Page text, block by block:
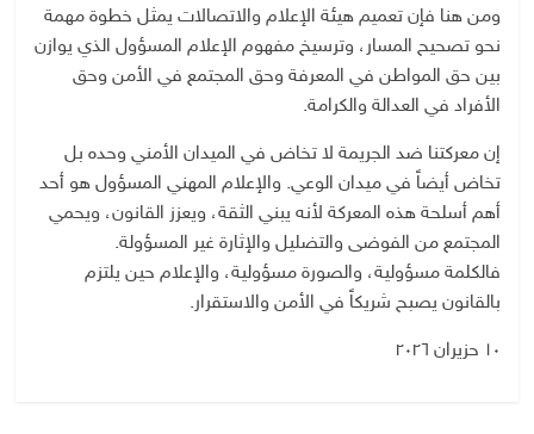
ومن هنا فإن تعميم هيئة الإعلام والاتصالات يمثل خطوة مهمة
نحو تصحيح المسار، وترسيخ مفهوم الإعلام المسؤول الذي يوازن
بين حق المواطن في المعرفة وحق المجتمع في الأمن وحق
الأفراد في العدالة والكرامة.
إن معركتنا ضد الجريمة لا تخاض في الميدان الأمني وحده بل
تخاض أيضاً في ميدان الوعي. والإعلام المهني المسؤول هو أحد
أهم أسلحة هذه المعركة لأنه يبني الثقة، ويعزز القانون، ويحمي
المجتمع من الفوضى والتضليل والإثارة غير المسؤولة.
فالكلمة مسؤولية، والصورة مسؤولية، والإعلام حين يلتزم
بالقانون يصبح شريكاً في الأمن والاستقرار.
١٠ حزيران ٢٠٢٦